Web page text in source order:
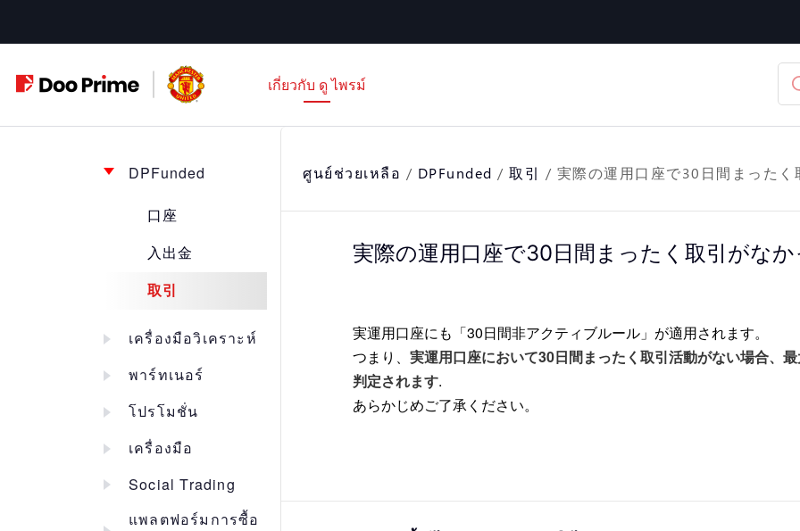
ไป
เนื้อหา
เกี่ยวกับ ดู ไพรม์
DPFunded
口座
入出金
取引
เครื่องมือวิเคราะห์
พาร์ทเนอร์
โปรโมชั่น
เครื่องมือ
Social Trading
แพลตฟอร์มการซื้อ
ศูนย์ช่วยเหลือ / DPFunded / 取引 / 実際の運用口座で30日間まった
実際の運用口座で30日間まったく取引がな
実運用口座にも「30日間非アクティブルール」が適用されます。
つまり、 実運用口座において30日間まったく取引活動がない場合、
判定されます.
あらかじめご了承ください。